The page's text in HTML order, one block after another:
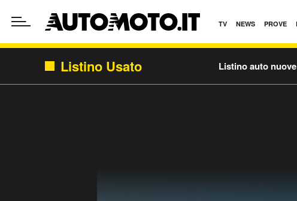
TV NEWS PROVE
Listino Usato Listino auto nuove